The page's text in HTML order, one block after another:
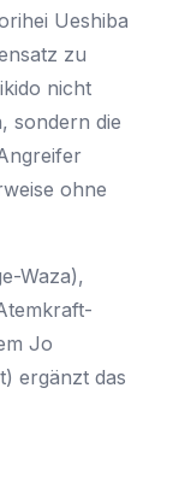
Ueshiba
zu
nicht
sondern die
ohne
Waza),
Jo
ergänzt das